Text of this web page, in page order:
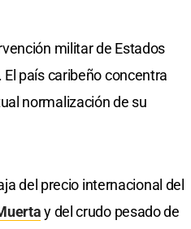
militar de Estados
país caribeño concentra
normalización de su
del precio internacional del
y del crudo pesado de